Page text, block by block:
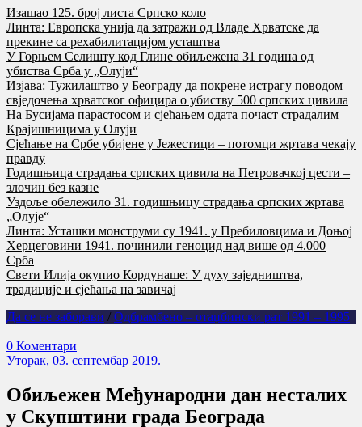
Изашао 125. број листа Српско коло
Линта: Европска унија да затражи од Владе Хрватске да
прекине са рехабилитацијом усташтва
У Горњем Селишту код Глине обиљежена 31 година од
убиства Срба у „Олуји“
Изјава: Тужилаштво у Београду да покрене истрагу поводом
свједочења хрватског официра о убиству 500 српских цивила
На Бусијама парастосом и сјећањем одата почаст страдалим
Крајишницима у Олуји
Сјећање на Србе убијене у Јежестици – потомци жртава чекају
правду
Годишњица страдања српских цивила на Петровачкој цести –
злочин без казне
Уздоље обележило 31. годишњицу страдања српских жртава
„Олује“
Линта: Усташки монструми су 1941. у Пребиловцима и Доњој
Херцеговини 1941. починили геноцид над више од 4.000
Срба
Свети Илија окупио Кордунаше: У духу заједништва,
традиције и сјећања на завичај
Да се не заборави / Одбрамбено – отаџбински рат 1991 – 1995
0 Коментари
Уторак, 03. септембар 2019.
Обиљежен Међународни дан несталих
у Скупштини града Београда